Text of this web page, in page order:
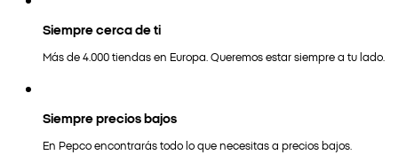
Siempre cerca de ti
Más de 4.000 tiendas en Europa. Queremos estar siempre a tu lado.
Siempre precios bajos
En Pepco encontrarás todo lo que necesitas a precios bajos.